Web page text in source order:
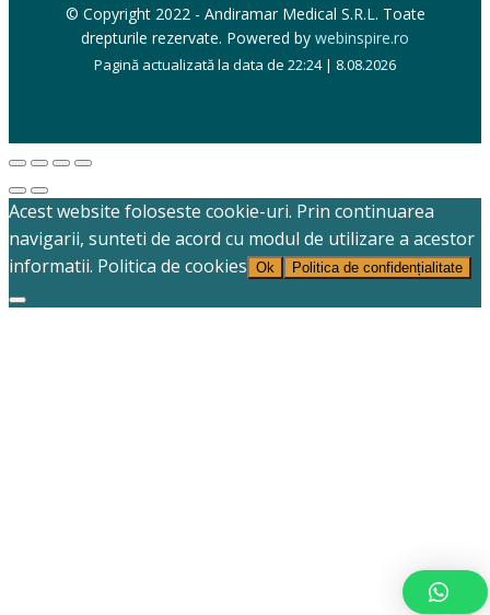
© Copyright 2022 - Andiramar Medical S.R.L. Toate
drepturile rezervate. Powered by webinspire.ro
Pagină actualizată la data de 22:24 | 8.08.2026
Acest website foloseste cookie-uri. Prin continuarea
navigarii, sunteti de acord cu modul de utilizare a acestor
informatii. Politica de cookies Ok Politica de confidențialitate